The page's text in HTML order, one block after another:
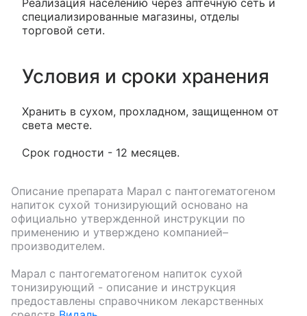
Реализация населению через аптечную сеть и
специализированные магазины, отделы
торговой сети.
Условия и сроки хранения
Хранить в сухом, прохладном, защищенном от
света месте.
Срок годности - 12 месяцев.
Описание препарата Марал с пантогематогеном
напиток сухой тонизирующий основано на
официально утвержденной инструкции по
применению и утверждено компанией–
производителем.
Марал с пантогематогеном напиток сухой
тонизирующий - описание и инструкция
предоставлены справочником лекарственных